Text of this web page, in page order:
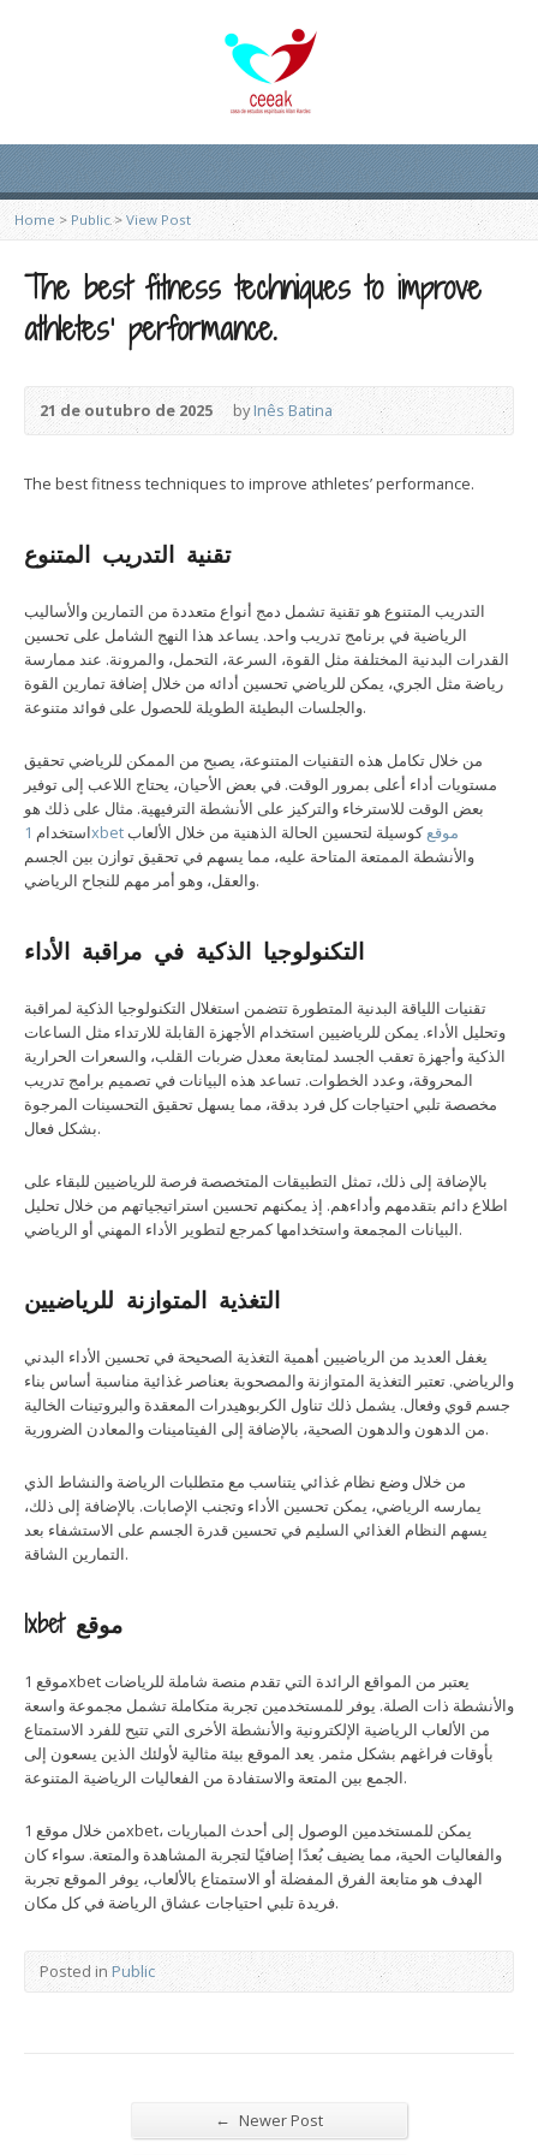
Home > Public> View Post
The best fitness techniques to improve
athletes’ performance.
21 de outubro de 2025 byInês Batina
The best fitness techniques to improve athletes’ performance.
تقنية التدريب المتنوع
التدريب المتنوع هو تقنية تشمل دمج أنواع متعددة من التمارين والأساليب
الرياضية في برنامج تدريب واحد. يساعد هذا النهج الشامل على تحسين
القدرات البدنية المختلفة مثل القوة، السرعة، التحمل، والمرونة. عند ممارسة
رياضة مثل الجري، يمكن للرياضي تحسين أدائه من خلال إضافة تمارين القوة
والجلسات البطيئة الطويلة للحصول على فوائد متنوعة.
من خلال تكامل هذه التقنيات المتنوعة، يصبح من الممكن للرياضي تحقيق
مستويات أداء أعلى بمرور الوقت. في بعض الأحيان، يحتاج اللاعب إلى توفير
بعض الوقت للاسترخاء والتركيز على الأنشطة الترفيهية. مثال على ذلك هو
استخدام
1xbet موقعكوسيلة لتحسين الحالة الذهنية من خلال الألعاب
والأنشطة الممتعة المتاحة عليه، مما يسهم في تحقيق توازن بين الجسم
والعقل، وهو أمر مهم للنجاح الرياضي.
التكنولوجيا الذكية في مراقبة الأداء
تقنيات اللياقة البدنية المتطورة تتضمن استغلال التكنولوجيا الذكية لمراقبة
وتحليل الأداء. يمكن للرياضيين استخدام الأجهزة القابلة للارتداء مثل الساعات
الذكية وأجهزة تعقب الجسد لمتابعة معدل ضربات القلب، والسعرات الحرارية
المحروقة، وعدد الخطوات. تساعد هذه البيانات في تصميم برامج تدريب
مخصصة تلبي احتياجات كل فرد بدقة، مما يسهل تحقيق التحسينات المرجوة
بشكل فعال.
بالإضافة إلى ذلك، تمثل التطبيقات المتخصصة فرصة للرياضيين للبقاء على
اطلاع دائم بتقدمهم وأداءهم. إذ يمكنهم تحسين استراتيجياتهم من خلال تحليل
البيانات المجمعة واستخدامها كمرجع لتطوير الأداء المهني أو الرياضي.
التغذية المتوازنة للرياضيين
يغفل العديد من الرياضيين أهمية التغذية الصحيحة في تحسين الأداء البدني
والرياضي. تعتبر التغذية المتوازنة والمصحوبة بعناصر غذائية مناسبة أساس بناء
جسم قوي وفعال. يشمل ذلك تناول الكربوهيدرات المعقدة والبروتينات الخالية
من الدهون والدهون الصحية، بالإضافة إلى الفيتامينات والمعادن الضرورية.
من خلال وضع نظام غذائي يتناسب مع متطلبات الرياضة والنشاط الذي
يمارسه الرياضي، يمكن تحسين الأداء وتجنب الإصابات. بالإضافة إلى ذلك،
يسهم النظام الغذائي السليم في تحسين قدرة الجسم على الاستشفاء بعد
التمارين الشاقة.
1xbet موقع
موقع 1xbet يعتبر من المواقع الرائدة التي تقدم منصة شاملة للرياضات
والأنشطة ذات الصلة. يوفر للمستخدمين تجربة متكاملة تشمل مجموعة واسعة
من الألعاب الرياضية الإلكترونية والأنشطة الأخرى التي تتيح للفرد الاستمتاع
بأوقات فراغهم بشكل مثمر. يعد الموقع بيئة مثالية لأولئك الذين يسعون إلى
الجمع بين المتعة والاستفادة من الفعاليات الرياضية المتنوعة.
من خلال موقع 1xbet، يمكن للمستخدمين الوصول إلى أحدث المباريات
والفعاليات الحية، مما يضيف بُعدًا إضافيًا لتجربة المشاهدة والمتعة. سواء كان
الهدف هو متابعة الفرق المفضلة أو الاستمتاع بالألعاب، يوفر الموقع تجربة
فريدة تلبي احتياجات عشاق الرياضة في كل مكان.
Posted in Public
← Newer Post